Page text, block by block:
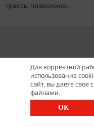
трассы позволило...
Для корректной
использование
сайт, вы даете свое
файлами.
ОК